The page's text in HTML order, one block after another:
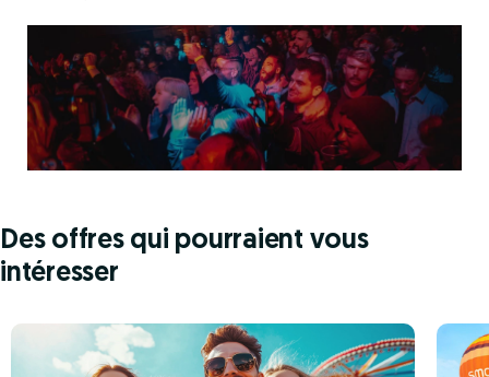
Des offres qui pourraient vous
intéresser